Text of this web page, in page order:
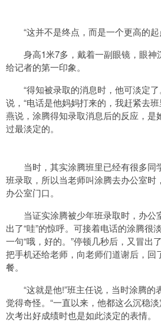
“这并不是终点，而是一个更高的起
身高1米7多，戴着一副眼镜，眼神
给记者的第一印象。
“得知被录取的消息时，他可淡定了
说，“电话是他妈妈打来的，我赶紧去
燕说，涂腾得知录取消息后的反应，是
过最淡定的。
当时，其实涂腾班里已经有很多同
班录取，所以当老师叫涂腾去办公室时
办公室门口。
当证实涂腾被少年班录取时，办公
出了“哇”的惊呼。可接着电话的涂腾很
一句“哦，好的。”停顿几秒后，又冒出
把手机还给老师，向老师们道谢后，回
餐。
“这就是他!”班主任说，当时涂腾的
觉得奇怪。“一直以来，他都这么沉稳
次考出好成绩时也是如此淡定的表情。